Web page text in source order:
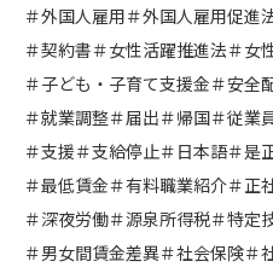
＃外国人雇用＃外国人雇用促進
＃契約書＃女性活躍推進法＃女
＃子ども・子育て支援金＃安全
＃就業調整＃届出＃帰国＃従業
＃支援＃支給停止＃日本語＃是
＃最低賃金＃有料職業紹介＃正
＃深夜労働＃源泉所得税＃特定
＃男女間賃金差異＃社会保険＃